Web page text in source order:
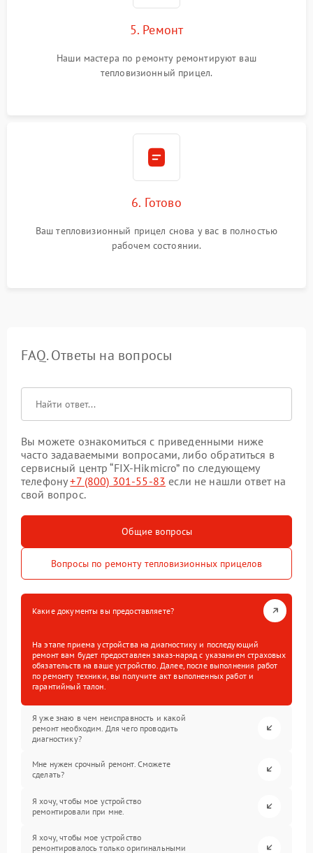
5. Ремонт
Наши мастера по ремонту ремонтируют ваш
тепловизионный прицел.
6. Готово
Ваш тепловизионный прицел снова у вас в полностью
рабочем состоянии.
FAQ. Ответы на вопросы
Вы можете ознакомиться с приведенными ниже
часто задаваемыми вопросами, либо обратиться в
сервисный центр “FIX-Hikmicro” по следующему
телефону+7 (800) 301-55-83 если не нашли ответ на
свой вопрос.
Общие вопросы
Вопросы по ремонту тепловизионных прицелов
Какие документы вы предоставляете?
На этапе приема устройства на диагностику и последующий
ремонт вам будет предоставлен заказ-наряд с указанием страховых
обязательств на ваше устройство. Далее, после выполнения работ
по ремонту техники, вы получите акт выполненных работ и
гарантийный талон.
Я уже знаю в чем неисправность и какой
ремонт необходим. Для чего проводить
диагностику?
Мне нужен срочный ремонт. Сможете
сделать?
Я хочу, чтобы мое устройство
ремонтировали при мне.
Я хочу, чтобы мое устройство
ремонтировалось только оригинальными